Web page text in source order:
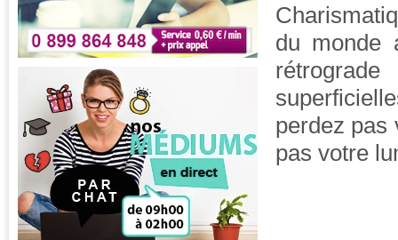
du monde
perdez pas
pas votre